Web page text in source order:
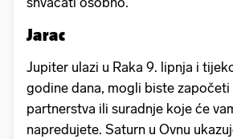
Jarac
Jupiter ulazi u Raka 9. lipnja i
godine dana, mogli biste započeti
partnerstva ili suradnje koje će
napredujete. Saturn u Ovnu